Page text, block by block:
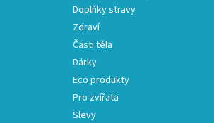
Doplňky stravy
Zdraví
Části těla
Dárky
Eco produkty
Pro zvířata
Slevy